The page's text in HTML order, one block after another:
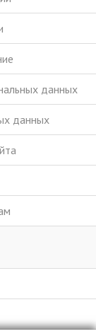
данных
данных